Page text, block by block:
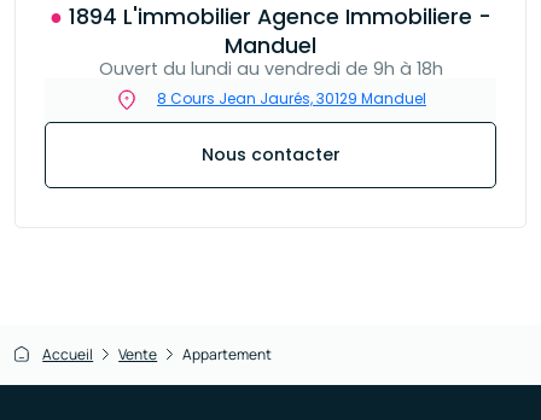
● 1894 L'immobilier Agence Immobiliere -
Manduel
Ouvert du lundi au vendredi de 9h à 18h
8 Cours Jean Jaurés, 30129 Manduel
Nous contacter
Accueil Vente Appartement